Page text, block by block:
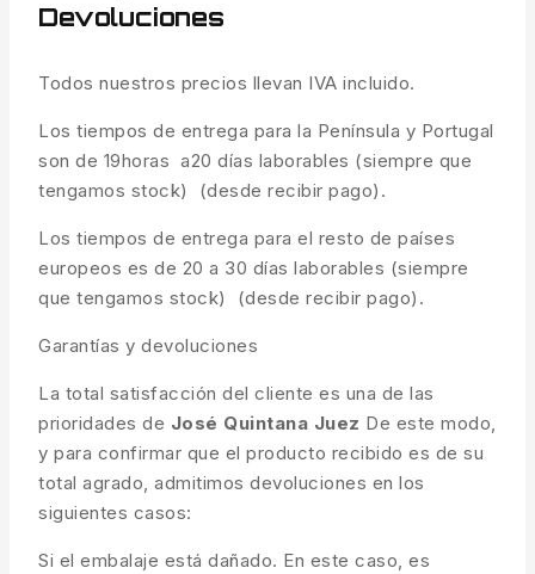
Devoluciones
Todos nuestros precios llevan IVA incluido.
Los tiempos de entrega para la Península y Portugal
son de 19horas a20 días laborables (siempre que
tengamos stock) (desde recibir pago).
Los tiempos de entrega para el resto de países
europeos es de 20 a 30 días laborables (siempre
que tengamos stock) (desde recibir pago).
Garantías y devoluciones
La total satisfacción del cliente es una de las
prioridades de José Quintana Juez De este modo,
y para confirmar que el producto recibido es de su
total agrado, admitimos devoluciones en los
siguientes casos:
Si el embalaje está dañado. En este caso, es